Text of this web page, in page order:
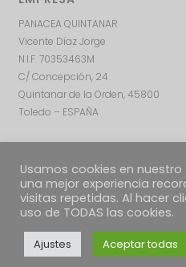
PANACEA QUINTANAR
Vicente Díaz Jorge
N.I.F. 70353463M
C/ Concepción, 24
Quintanar de la Orden, 45800
Toledo – ESPAÑA
Usamos cookies en
una mejor experiencia
visitas repetidas. Al hacer
uso de TODAS las cookies.
Ajustes Aceptar todas